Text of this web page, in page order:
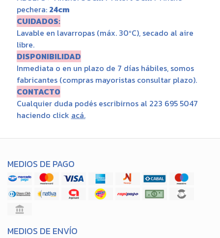
pechera: 24cm
CUIDADOS:
Lavable en lavarropas (máx. 30ºC), secado al aire
libre.
DISPONIBILIDAD
Inmediata o en un plazo de 7 días hábiles, somos
fabricantes (compras mayoristas consultar plazo).
CONTACTO
Cualquier duda podés escribirnos al 223 695 5047
haciendo click acá.
MEDIOS DE PAGO
MEDIOS DE ENVÍO